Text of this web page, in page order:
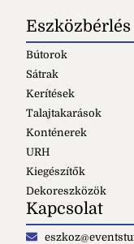
Eszközbérlés
Bútorok
Sátrak
Kerítések
Talajtakarások
Konténerek
URH
Kiegészítők
Dekoreszközök
Kapcsolat